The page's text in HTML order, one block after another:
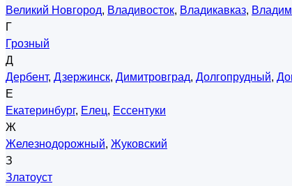
Великий Новгород, Владивосток, Владикавказ,
Г
Грозный
Д
Дербент, Дзержинск, Димитровград, Долгопрудный,
Е
Екатеринбург, Елец, Ессентуки
Ж
Железнодорожный, Жуковский
З
Златоуст